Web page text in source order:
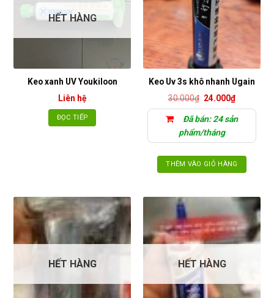
thể.
Các
được
chọn
trên
trang
HẾT HÀNG
Keo xanh UV Youkiloon
Liên hệ
ĐỌC TIẾP
Keo Uv 3s khô nhanh Ugain
30.000₫ Giá
là:
30.000₫.
24.000₫Giá
là:
Đã bán: 24 sản
phẩm/tháng
THÊM VÀO GIỎ HÀNG
HẾT HÀNG HẾT HÀNG